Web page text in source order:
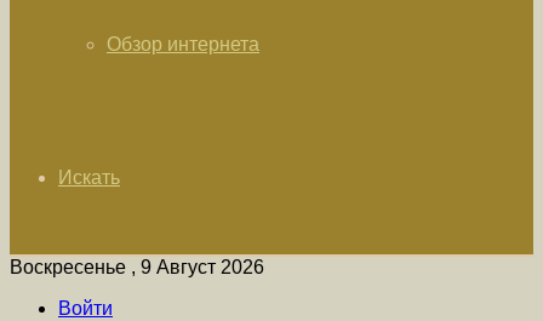
Обзор интернета
Искать
Воскресенье , 9 Август 2026
Войти